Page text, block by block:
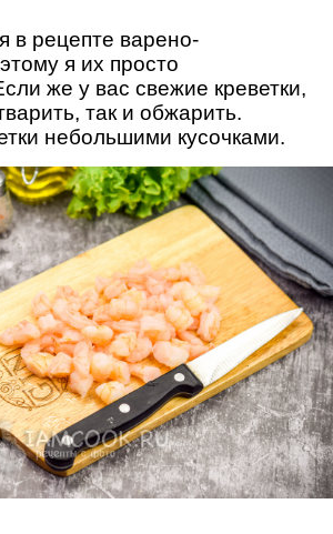
в рецепте варено-
я их просто
же у вас свежие креветки,
так и обжарить.
небольшими кусочками.